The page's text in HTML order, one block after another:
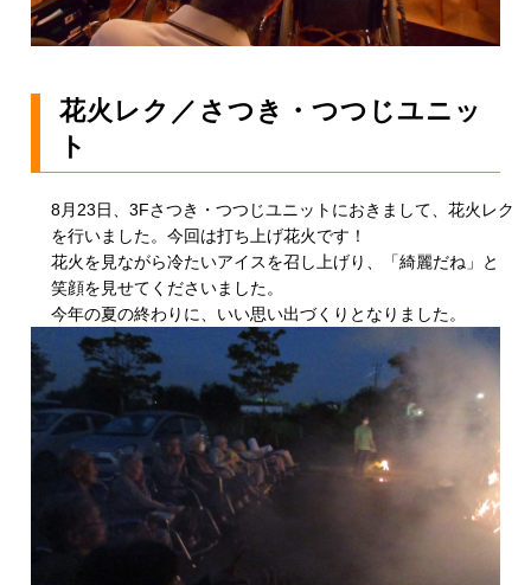
花火レク／さつき・つつじユニッ
ト
8月23日、3Fさつき・つつじユニットにおきまして、花火レク
を行いました。今回は打ち上げ花火です！
花火を見ながら冷たいアイスを召し上げり、「綺麗だね」と
笑顔を見せてくださいました。
今年の夏の終わりに、いい思い出づくりとなりました。